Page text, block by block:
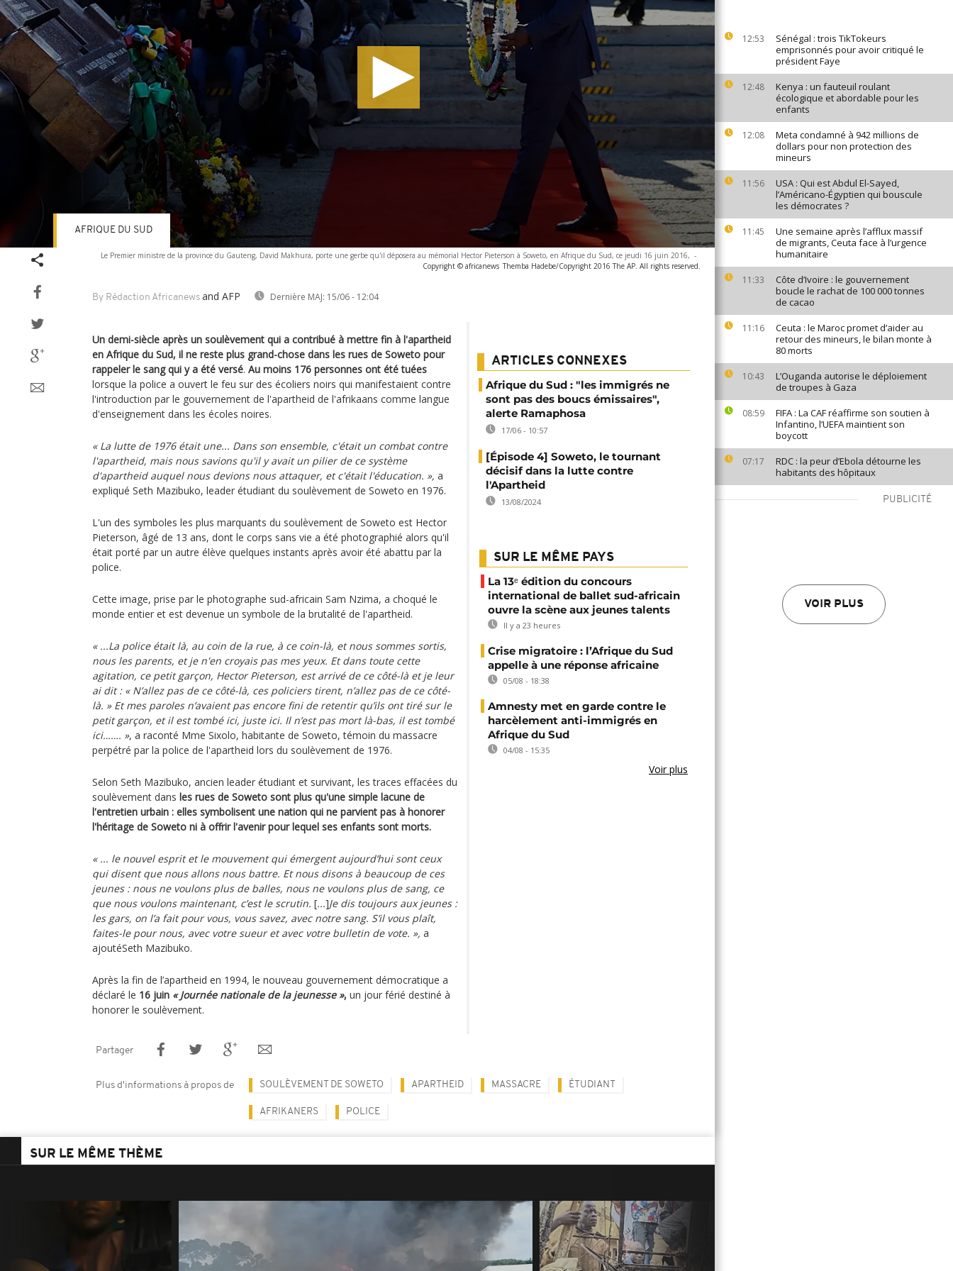
12:53
Sénégal : trois TikTokeurs
emprisonnés pour avoir critiqué le
président Faye
12:48
Kenya : un fauteuil roulant
écologique et abordable pour les
enfants
12:08
Meta condamné à 942 millions de
dollars pour non protection des
mineurs
11:56
USA : Qui est Abdul El-Sayed,
l’Américano-Égyptien qui bouscule
les démocrates ?
11:45
Une semaine après l’afflux massif
de migrants, Ceuta face à l’urgence
humanitaire
11:33
Côte d’Ivoire : le gouvernement
boucle le rachat de 100 000 tonnes
de cacao
11:16
Ceuta : le Maroc promet d’aider au
retour des mineurs, le bilan monte à
80 morts
10:43
L’Ouganda autorise le déploiement
de troupes à Gaza
08:59
FIFA : La CAF réaffirme son soutien à
Infantino, l’UEFA maintient son
boycott
07:17
RDC : la peur d’Ebola détourne les
habitants des hôpitaux
PUBLICITÉ
VOIR PLUS
Le Premier ministre de la province du Gauteng, David Makhura, porte une gerbe qu'il déposera au mémorial Hector Pieterson à Soweto, en Afrique du Sud, ce jeudi 16 juin 2016, -
Copyright © africanews Themba Hadebe/Copyright 2016 The AP. All rights reserved.
By Rédaction Africanews and AFP Dernière MAJ: 15/06 - 12:04
AFRIQUE DU SUD
Un demi-siècle après un soulèvement qui a contribué à mettre fin à l'apartheid
en Afrique du Sud, il ne reste plus grand-chose dans les rues de Soweto pour
rappeler le sang qui y a été versé. Au moins 176 personnes ont été tuées
lorsque la police a ouvert le feu sur des écoliers noirs qui manifestaient contre
l'introduction par le gouvernement de l'apartheid de l'afrikaans comme langue
d'enseignement dans les écoles noires.
« La lutte de 1976 était une... Dans son ensemble, c'était un combat contre
l'apartheid, mais nous savions qu'il y avait un pilier de ce système
d'apartheid auquel nous devions nous attaquer, et c'était l'éducation. », a
expliqué Seth Mazibuko, leader étudiant du soulèvement de Soweto en 1976.
L'un des symboles les plus marquants du soulèvement de Soweto est Hector
Pieterson, âgé de 13 ans, dont le corps sans vie a été photographié alors qu'il
était porté par un autre élève quelques instants après avoir été abattu par la
police.
Cette image, prise par le photographe sud-africain Sam Nzima, a choqué le
monde entier et est devenue un symbole de la brutalité de l'apartheid.
« ...La police était là, au coin de la rue, à ce coin-là, et nous sommes sortis,
nous les parents, et je n'en croyais pas mes yeux. Et dans toute cette
agitation, ce petit garçon, Hector Pieterson, est arrivé de ce côté-là et je leur
ai dit : « N’allez pas de ce côté-là, ces policiers tirent, n’allez pas de ce côté-
là. » Et mes paroles n’avaient pas encore fini de retentir qu’ils ont tiré sur le
petit garçon, et il est tombé ici, juste ici. Il n’est pas mort là-bas, il est tombé
ici……. », a raconté Mme Sixolo, habitante de Soweto, témoin du massacre
perpétré par la police de l'apartheid lors du soulèvement de 1976.
Selon Seth Mazibuko, ancien leader étudiant et survivant, les traces effacées du
soulèvement dans les rues de Soweto sont plus qu'une simple lacune de
l'entretien urbain : elles symbolisent une nation qui ne parvient pas à honorer
l'héritage de Soweto ni à offrir l'avenir pour lequel ses enfants sont morts.
« ... le nouvel esprit et le mouvement qui émergent aujourd’hui sont ceux
qui disent que nous allons nous battre. Et nous disons à beaucoup de ces
jeunes : nous ne voulons plus de balles, nous ne voulons plus de sang, ce
que nous voulons maintenant, c’est le scrutin. [...]Je dis toujours aux jeunes :
les gars, on l’a fait pour vous, vous savez, avec notre sang. S’il vous plaît,
faites-le pour nous, avec votre sueur et avec votre bulletin de vote. », a
ajoutéSeth Mazibuko.
Après la fin de l’apartheid en 1994, le nouveau gouvernement démocratique a
déclaré le 16 juin « Journée nationale de la jeunesse », un jour férié destiné à
honorer le soulèvement.
ARTICLES CONNEXES
Afrique du Sud : "les immigrés ne
sont pas des boucs émissaires",
alerte Ramaphosa
17/06 - 10:57
[Épisode 4] Soweto, le tournant
décisif dans la lutte contre
l'Apartheid
13/08/2024
SUR LE MÊME PAYS
La 13ᵉ édition du concours
international de ballet sud-africain
ouvre la scène aux jeunes talents
Il y a 23 heures
Crise migratoire : l’Afrique du Sud
appelle à une réponse africaine
05/08 - 18:38
Amnesty met en garde contre le
harcèlement anti-immigrés en
Afrique du Sud
04/08 - 15:35
Voir plus
Partager
Plus d'informations à propos de SOULÈVEMENT DE SOWETO APARTHEID MASSACRE ÉTUDIANT
AFRIKANERS POLICE
SUR LE MÊME THÈME